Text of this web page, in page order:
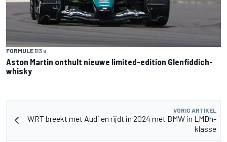
FORMULE 113 u
Aston Martin onthult nieuwe limited-edition Glenfiddich-
whisky
VORIG ARTIKEL
WRT breekt met Audi en rijdt in 2024 met BMW in LMDh-
klasse